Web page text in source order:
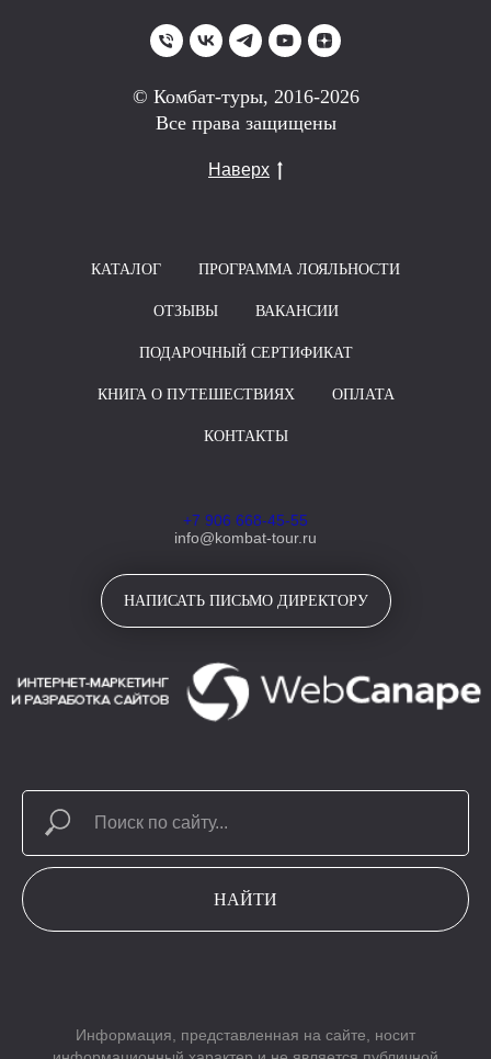
© Комбат-туры, 2016-2026
Все права защищены
Наверх
КАТАЛОГ ПРОГРАММА ЛОЯЛЬНОСТИ
ОТЗЫВЫ ВАКАНСИИ
ПОДАРОЧНЫЙ СЕРТИФИКАТ
КНИГА О ПУТЕШЕСТВИЯХ ОПЛАТА
КОНТАКТЫ
+7 906 668-45-55
info@kombat-tour.ru
НАПИСАТЬ ПИСЬМО ДИРЕКТОРУ
НАЙТИ
Информация, представленная на сайте, носит